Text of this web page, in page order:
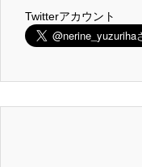
Twitterアカウント